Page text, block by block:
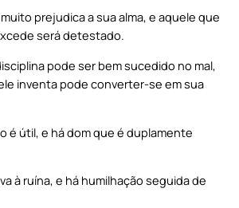
prejudica a sua alma, e aquele que
será detestado.
pode ser bem sucedido no mal,
inventa pode converter-se em sua
é útil, e há dom que é duplamente
à ruína, e há humilhação seguida de